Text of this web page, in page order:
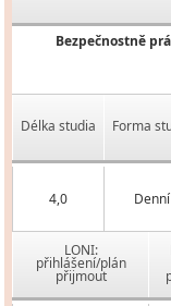
Bezpečnostně
Délka studia Forma
4,0 Denní
LONI:
přihlášení/plán
přijmout